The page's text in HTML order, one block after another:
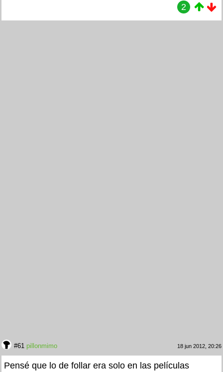
2
#61 pillonmimo 18 jun 2012, 20:26
Pensé que lo de follar era solo en las películas